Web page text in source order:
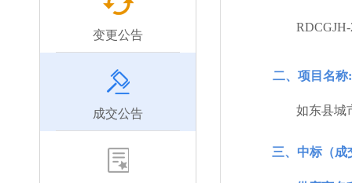
变更公告
成交公告
RDCGJH-
二、项目名称:
如东县城
三、中标（成